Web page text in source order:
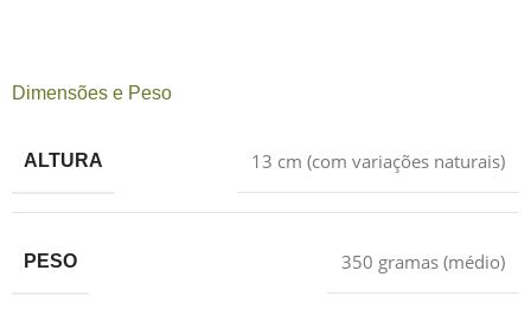
Dimensões e Peso
ALTURA 13 cm (com variações naturais)
PESO 350 gramas (médio)